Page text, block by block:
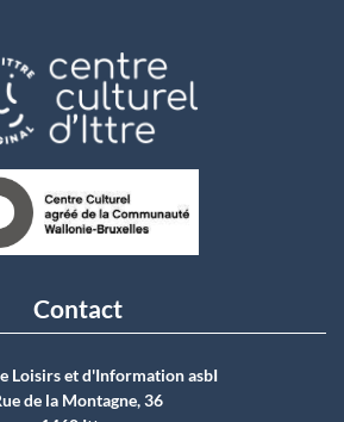
Contact
Loisirs et d'Information asbI
de la Montagne, 36